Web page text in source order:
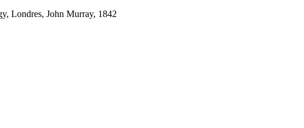
Londres, John Murray, 1842